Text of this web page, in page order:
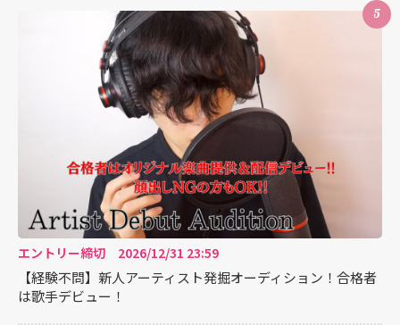
5
エントリー締切 2026/12/31 23:59
【経験不問】新人アーティスト発掘オーディション！合格者
は歌手デビュー！